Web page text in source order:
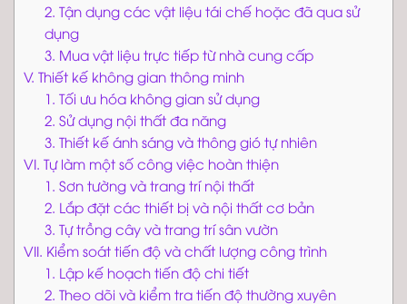
2. Tận dụng các vật liệu tái chế hoặc đã qua sử
dụng
3. Mua vật liệu trực tiếp từ nhà cung cấp
V. Thiết kế không gian thông minh
1. Tối ưu hóa không gian sử dụng
2. Sử dụng nội thất đa năng
3. Thiết kế ánh sáng và thông gió tự nhiên
VI. Tự làm một số công việc hoàn thiện
1. Sơn tường và trang trí nội thất
2. Lắp đặt các thiết bị và nội thất cơ bản
3. Tự trồng cây và trang trí sân vườn
VII. Kiểm soát tiến độ và chất lượng công trình
1. Lập kế hoạch tiến độ chi tiết
2. Theo dõi và kiểm tra tiến độ thường xuyên